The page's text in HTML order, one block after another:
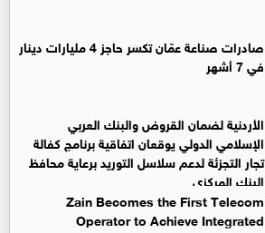
صادرات صناعة عمّان تكسر حاجز 4 مليارات دينار
في 7 أشهر
الأردنية لضمان القروض والبنك العربي
الإسلامي الدولي يوقعان اتفاقية برنامج كفالة
تجار التجزئة لدعم سلاسل التوريد برعاية محافظ
البنك المركزي
Zain Becomes the First Telecom
Operator to Achieve Integrated